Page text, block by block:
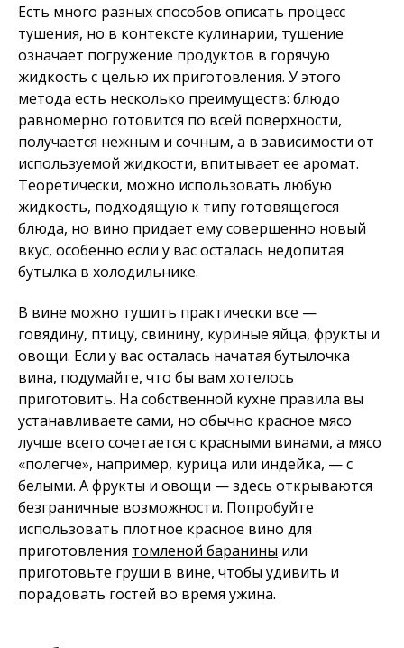
Есть много разных способов описать процесс
тушения, но в контексте кулинарии, тушение
означает погружение продуктов в горячую
жидкость с целью их приготовления. У этого
метода есть несколько преимуществ: блюдо
равномерно готовится по всей поверхности,
получается нежным и сочным, а в зависимости от
используемой жидкости, впитывает ее аромат.
Теоретически, можно использовать любую
жидкость, подходящую к типу готовящегося
блюда, но вино придает ему совершенно новый
вкус, особенно если у вас осталась недопитая
бутылка в холодильнике.
В вине можно тушить практически все —
говядину, птицу, свинину, куриные яйца, фрукты и
овощи. Если у вас осталась начатая бутылочка
вина, подумайте, что бы вам хотелось
приготовить. На собственной кухне правила вы
устанавливаете сами, но обычно красное мясо
лучше всего сочетается с красными винами, а мясо
«полегче», например, курица или индейка, — с
белыми. А фрукты и овощи — здесь открываются
безграничные возможности. Попробуйте
использовать плотное красное вино для
приготовления томленой баранины или
приготовьте груши в вине, чтобы удивить и
порадовать гостей во время ужина.